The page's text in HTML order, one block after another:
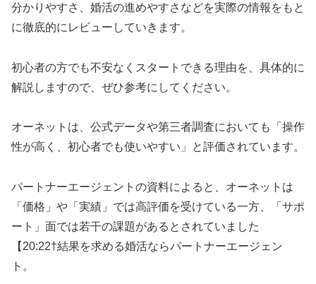
分かりやすさ、婚活の進めやすさなどを実際の情報をもと
に徹底的にレビューしていきます。
初心者の方でも不安なくスタートできる理由を、具体的に
解説しますので、ぜひ参考にしてください。
オーネットは、公式データや第三者調査においても「操作
性が高く、初心者でも使いやすい」と評価されています。
パートナーエージェントの資料によると、オーネットは
「価格」や「実績」では高評価を受けている一方、「サポ
ート」面では若干の課題があるとされていました
【20:22†結果を求める婚活ならパートナーエージェン
ト。